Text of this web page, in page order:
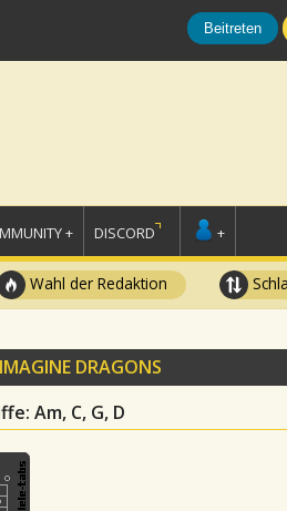
Beitreten
+ DISCORD +
Wahl der Redaktion
IMAGINE DRAGONS
: Am, C, G, D